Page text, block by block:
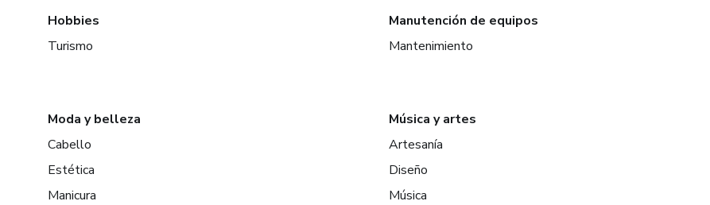
Hobbies
Turismo
Manutención de equipos
Mantenimiento
Moda y belleza
Cabello
Estética
Manicura
Música y artes
Artesanía
Diseño
Música